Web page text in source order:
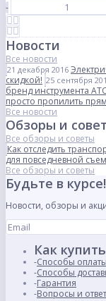
-
Новости
Все новости
21 декабря 2016
скидкой! 25 сентября
бренд инструмента
просто пропилить
Все новости
Обзоры и
Все обзоры и советы
Как отследить
для повседневной
Все обзоры и советы
Будьте в курсе!
Новости, обзоры и
Как купить
Способы оплаты
Способы
Гарантия
Вопросы и